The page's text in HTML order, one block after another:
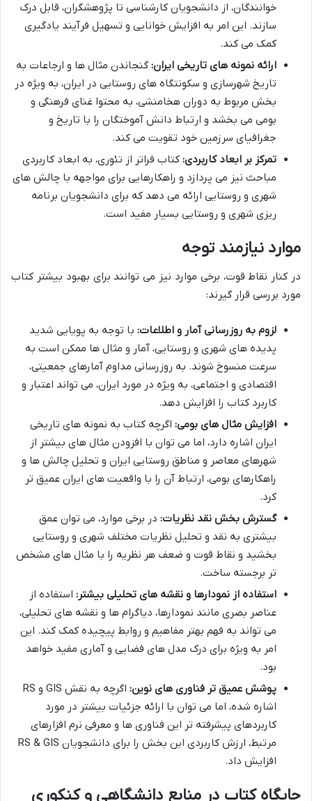
خوانندگان، از دانشجویان کارشناسی تا پژوهشگران، قابل درک
سازند. این امر به افزایش خوانایی و تسهیل فرآیند یادگیری
کمک می کند.
ارائه نمونه های تاریخی ایران: گنجاندن مثال ها و ارجاعات به
تاریخ شهرسازی و سکونتگاه های روستایی در ایران، به ویژه در
بخش مربوط به دوران هخامنشی، به محتوا غنای فرهنگی و
بومی می بخشد و ارتباط دانش آموختگان را با تاریخ و
جغرافیای سرزمین خود تقویت می کند.
تمرکز بر ابعاد کاربردی: کتاب فراتر از تئوری، به ابعاد کاربردی
مباحث نیز می پردازد و راهکارهایی برای مواجهه با چالش های
شهری و روستایی ارائه می دهد که برای دانشجویان برنامه
ریزی شهری و روستایی بسیار مفید است.
موارد نیازمند توجه
در کنار نقاط قوت، برخی موارد نیز می توانند برای بهبود بیشتر کتاب
مورد بررسی قرار گیرند:
لزوم به روزرسانی آمار و اطلاعات: با توجه به پویایی شدید
پدیده های شهری و روستایی، آمار و مثال ها ممکن است به
سرعت منسوخ شوند. به روزرسانی مداوم آمارهای جمعیتی،
اقتصادی و اجتماعی، به ویژه در مورد ایران، می تواند اعتبار و
کاربرد کتاب را افزایش دهد.
افزایش مثال های بومی: اگرچه کتاب به نمونه های تاریخی
ایران اشاره دارد، اما می توان با افزودن مثال های بیشتر از
شهرهای معاصر و مناطق روستایی ایران و تحلیل چالش ها و
راهکارهای بومی، ارتباط آن را با واقعیت های ایران عمیق تر
کرد.
گسترش بخش نقد نظریات: در برخی موارد، می توان عمق
بیشتری به نقد و تحلیل نظریات مختلف شهری و روستایی
بخشید و نقاط قوت و ضعف هر نظریه را با مثال های مشخص
تر برجسته ساخت.
استفاده از نمودارها و نقشه های تحلیلی بیشتر: استفاده از
عناصر بصری مانند نمودارها، دیاگرام ها و نقشه های تحلیلی،
می تواند به فهم بهتر مفاهیم و روابط پیچیده کمک کند. این
امر به ویژه برای درک مدل های فضایی و آماری مفید خواهد
بود.
پوشش عمیق تر فناوری های نوین:
اگرچه به نقش GIS و RS
اشاره شده، اما می توان با ارائه جزئیات بیشتر در مورد
کاربردهای پیشرفته تر این فناوری ها و معرفی نرم افزارهای
مرتبط، ارزش کاربردی این بخش را برای دانشجویان RS & GIS
افزایش داد.
جایگاه کتاب در منابع دانشگاهی و کنکوری